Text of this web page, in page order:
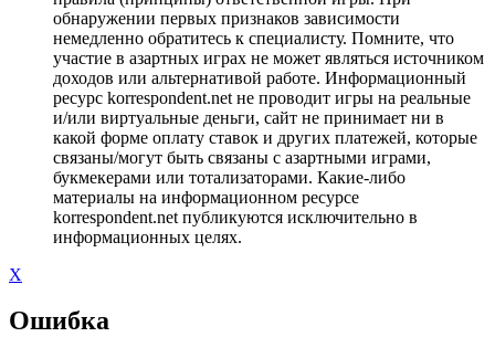
обнаружении первых признаков зависимости
немедленно обратитесь к специалисту. Помните, что
участие в азартных играх не может являться источником
доходов или альтернативой работе. Информационный
ресурс korrespondent.net не проводит игры на реальные
и/или виртуальные деньги, сайт не принимает ни в
какой форме оплату ставок и других платежей, которые
связаны/могут быть связаны с азартными играми,
букмекерами или тотализаторами. Какие-либо
материалы на информационном ресурсе
korrespondent.net публикуются исключительно в
информационных целях.
X
Ошибка